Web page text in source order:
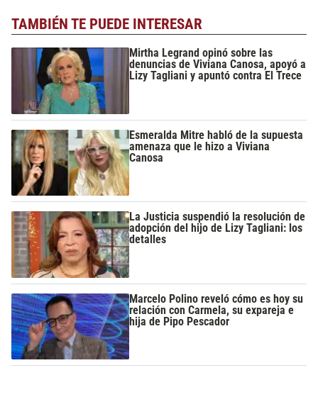
TAMBIÉN TE PUEDE INTERESAR
Mirtha Legrand opinó sobre las
denuncias de Viviana Canosa, apoyó a
Lizy Tagliani y apuntó contra El Trece
Esmeralda Mitre habló de la supuesta
amenaza que le hizo a Viviana
Canosa
La Justicia suspendió la resolución de
adopción del hijo de Lizy Tagliani: los
detalles
Marcelo Polino reveló cómo es hoy su
relación con Carmela, su expareja e
hija de Pipo Pescador